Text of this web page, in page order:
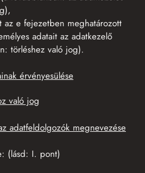
az e fejezetben meghatározott
adatait az adatkezelő
törléshez való jog).
érvényesülése
való jog
adatfeldolgozók megnevezése
(lásd: I. pont)